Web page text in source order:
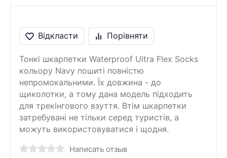
Відкласти Порівняти
Тонкі шкарпетки Waterproof Ultra Flex Socks
кольору Navy пошиті повністю
непромокальними. Їх довжина - до
щиколотки, а тому дана модель підходить
для трекінгового взуття. Втім шкарпетки
затребувані не тільки серед туристів, а
можуть використовуватися і щодня.
Написать отзыв